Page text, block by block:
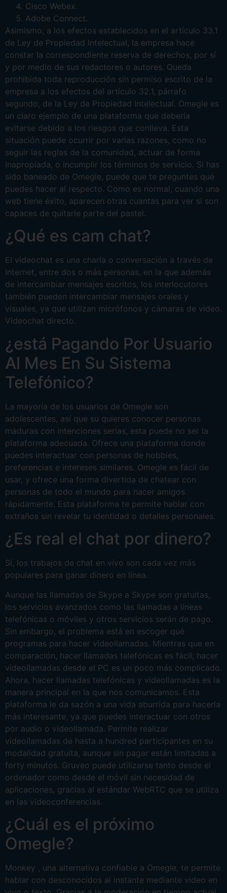
Cisco Webex.
Adobe Connect.
Asimismo, a los efectos establecidos en el artículo 33.1
de Ley de Propiedad Intelectual, la empresa hace
constar la correspondiente reserva de derechos, por sí
y por medio de sus redactores o autores. Queda
prohibida toda reproducción sin permiso escrito de la
empresa a los efectos del artículo 32.1, párrafo
segundo, de la Ley de Propiedad Intelectual. Omegle es
un claro ejemplo de una plataforma que debería
evitarse debido a los riesgos que conlleva. Esta
situación puede ocurrir por varias razones, como no
seguir las reglas de la comunidad, actuar de forma
inapropiada, o incumplir los términos de servicio. Si has
sido baneado de Omegle, puede que te preguntes qué
puedes hacer al respecto. Como es normal, cuando una
web tiene éxito, aparecen otras cuantas para ver si son
capaces de quitarle parte del pastel.
¿Qué es cam chat?
El videochat es una charla o conversación a través de
Internet, entre dos o más personas, en la que además
de intercambiar mensajes escritos, los interlocutores
también pueden intercambiar mensajes orales y
visuales, ya que utilizan micrófonos y cámaras de video.
Videochat directo.
¿está Pagando Por Usuario
Al Mes En Su Sistema
Telefónico?
La mayoría de los usuarios de Omegle son
adolescentes, así que su quieres conocer personas
maduras con intenciones serias, esta puede no ser la
plataforma adecuada. Ofrece una plataforma donde
puedes interactuar con personas de hobbies,
preferencias e intereses similares. Omegle es fácil de
usar, y ofrece una forma divertida de chatear con
personas de todo el mundo para hacer amigos
rápidamente. Esta plataforma te permite hablar con
extraños sin revelar tu identidad o detalles personales.
¿Es real el chat por dinero?
Sí, los trabajos de chat en vivo son cada vez más
populares para ganar dinero en línea.
Aunque las llamadas de Skype a Skype son gratuitas,
los servicios avanzados como las llamadas a líneas
telefónicas o móviles y otros servicios serán de pago.
Sin embargo, el problema está en escoger qué
programas para hacer videollamadas. Mientras que en
comparación, hacer llamadas telefónicas es fácil, hacer
videollamadas desde el PC es un poco más complicado.
Ahora, hacer llamadas telefónicas y videollamadas es la
manera principal en la que nos comunicamos. Esta
plataforma le da sazón a una vida aburrida para hacerla
más interesante, ya que puedes interactuar con otros
por audio o videollamada. Permite realizar
videollamadas de hasta a hundred participantes en su
modalidad gratuita, aunque sin pagar están limitadas a
forty minutos. Gruveo puede utilizarse tanto desde el
ordenador como desde el móvil sin necesidad de
aplicaciones, gracias al estándar WebRTC que se utiliza
en las videoconferencias.
¿Cuál es el próximo
Omegle?
Monkey , una alternativa confiable a Omegle, te permite
hablar con desconocidos al instante mediante video en